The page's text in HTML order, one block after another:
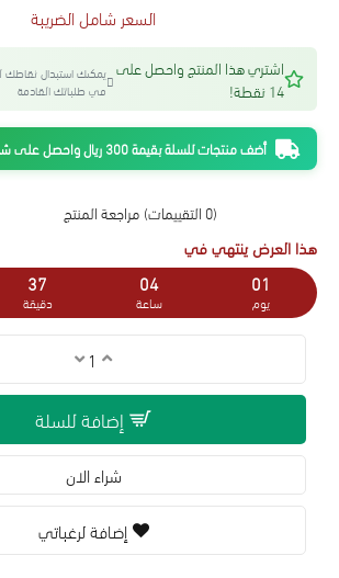
(0 التقييمات) مراجعة المنتج
هذا العرض ينتهي في
01
يوم
04
ساعة
37
دقيقة
السعر شامل الضريبة
اشتري هذا المنتج واحصل على
14 نقطة!
يمكنك استبدال
في طلباتك القادمة
أضف منتجات للسلة بقيمة 300 ريال واحصل على شحن مجاني
إضافة للسلة
شراء الان
إضافة لرغباتي